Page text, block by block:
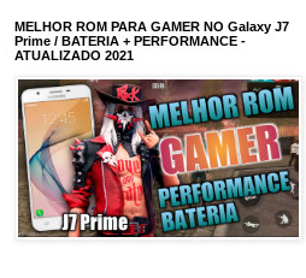
MELHOR ROM PARA GAMER NO Galaxy J7
Prime / BATERIA + PERFORMANCE -
ATUALIZADO 2021